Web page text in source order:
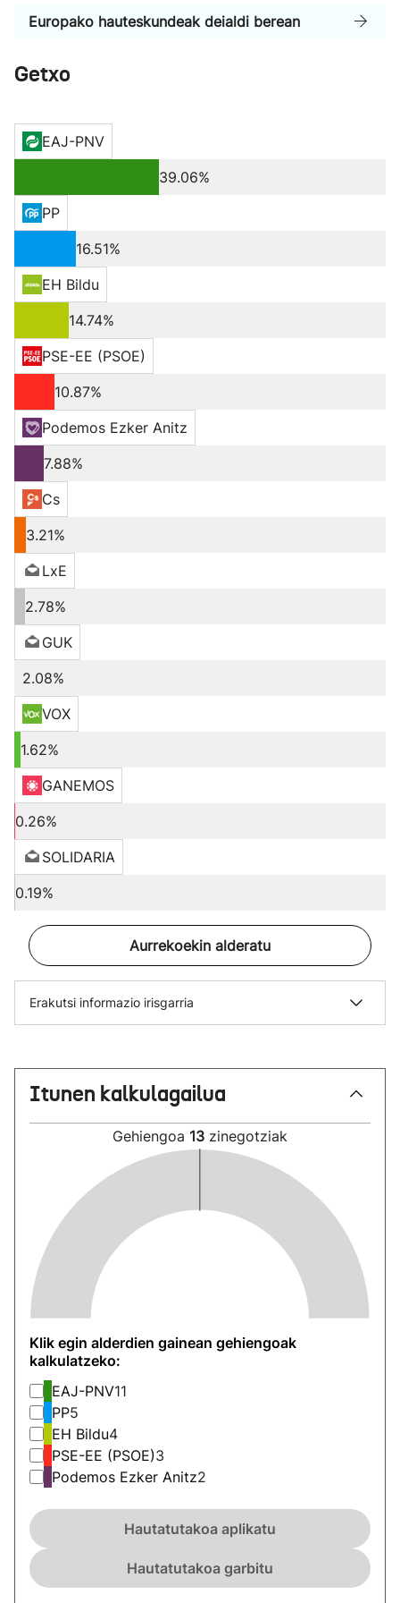
Europako hauteskundeak deialdi berean
Getxo
EAJ-PNV
39.06%
PP
16.51%
EH Bildu
14.74%
PSE-EE (PSOE)
10.87%
Podemos Ezker Anitz
7.88%
Cs
3.21%
LxE
2.78%
GUK
2.08%
VOX
1.62%
GANEMOS
0.26%
SOLIDARIA
0.19%
Aurrekoekin alderatu
Erakutsi informazio irisgarria
Itunen kalkulagailua
Gehiengoa 13 zinegotziak
Klik egin alderdien gainean gehiengoak
kalkulatzeko:
EAJ-PNV11
PP5
EH Bildu4
PSE-EE (PSOE)3
Podemos Ezker Anitz2
Hautatutakoa aplikatu
Hautatutakoa garbitu